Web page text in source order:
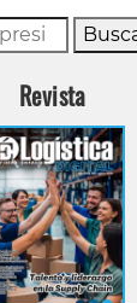
Revista